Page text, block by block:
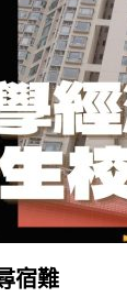
宿難